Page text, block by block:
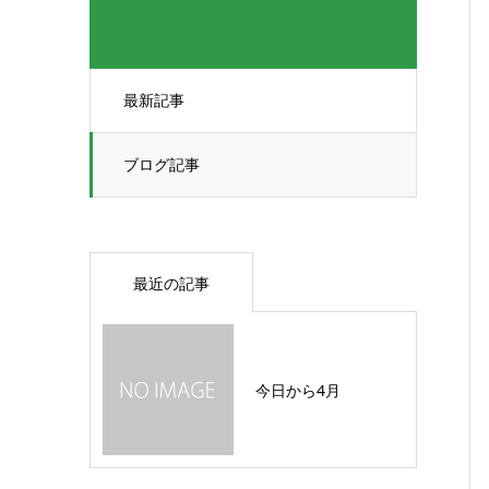
最新記事
ブログ記事
最近の記事
今日から4月